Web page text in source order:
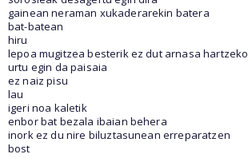
gainean neraman xukaderarekin batera
bat-batean
hiru
lepoa mugitzea besterik ez dut arnasa hartzeko
urtu egin da paisaia
ez naiz pisu
lau
igeri noa kaletik
enbor bat bezala ibaian behera
inork ez du nire biluztasunean erreparatzen
bost